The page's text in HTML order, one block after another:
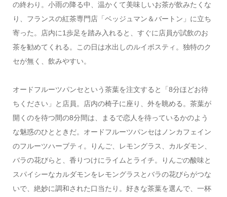
の終わり。小雨の降る中、温かくて美味しいお茶が飲みたくな
り、フランスの紅茶専門店「ベッジュマン＆バートン」に立ち
寄った。店内に1歩足を踏み入れると、すぐに店員が試飲のお
茶を勧めてくれる。この日は水出しのルイボスティ。独特のク
セが無く、飲みやすい。
オードフルーツパンセという茶葉を注文すると「8分ほどお待
ちください」と店員。店内の椅子に座り、外を眺める。茶葉が
開くのを待つ間の8分間は、まるで恋人を待っているかのよう
な魅惑のひとときだ。オードフルーツパンセはノンカフェイン
のフルーツハーブティ。りんご、レモングラス、カルダモン、
バラの花びらと、香りつけにライムとライチ。りんごの酸味と
スパイシーなカルダモンをレモングラスとバラの花びらがつな
いで、絶妙に調和された口当たり。好きな茶葉を選んで、一杯